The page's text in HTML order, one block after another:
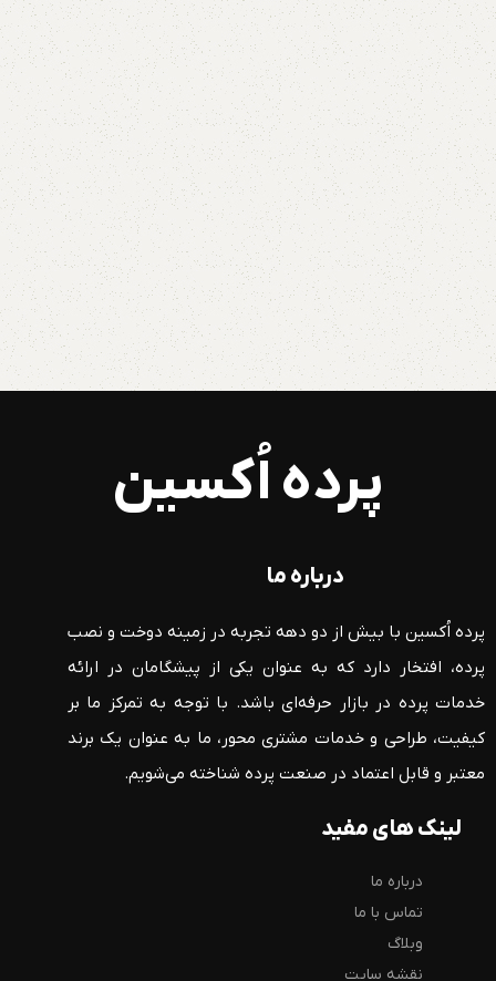
پرده اُکسین
درباره ما
پرده اُکسین با بیش از دو دهه تجربه در زمینه دوخت و نصب
پرده، افتخار دارد که به عنوان یکی از پیشگامان در ارائه
خدمات پرده در بازار حرفه‌ای باشد. با توجه به تمرکز ما بر
کیفیت، طراحی و خدمات مشتری محور، ما به عنوان یک برند
معتبر و قابل اعتماد در صنعت پرده شناخته می‌شویم.
لینک های مفید
درباره ما
تماس با ما
وبلاگ
نقشه سایت